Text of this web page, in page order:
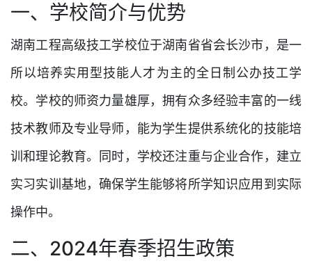
一、学校简介与优势
湖南工程高级技工学校位于湖南省省会长沙市，是一
所以培养实用型技能人才为主的全日制公办技工学
校。学校的师资力量雄厚，拥有众多经验丰富的一线
技术教师及专业导师，能为学生提供系统化的技能培
训和理论教育。同时，学校还注重与企业合作，建立
实习实训基地，确保学生能够将所学知识应用到实际
操作中。
二、2024年春季招生政策